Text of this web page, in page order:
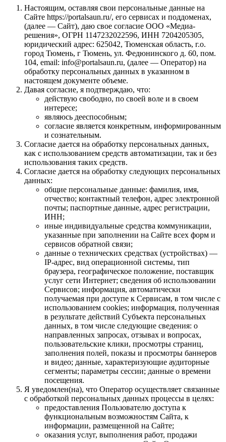
Настоящим, оставляя свои персональные данные на
Сайте https://portalsaun.ru/, его сервисах и поддоменах,
(далее — Сайт), даю свое согласие ООО «Медиа-
решения», ОГРН 1147232022596, ИНН 7204205305,
юридический адрес: 625042, Тюменская область, г.о.
город Тюмень, г Тюмень, ул. Федюнинского д. 60, пом.
104, email: info@portalsaun.ru, (далее — Оператор) на
обработку персональных данных в указанном в
настоящем документе объеме.
Давая согласие, я подтверждаю, что:
действую свободно, по своей воле и в своем
интересе;
являюсь дееспособным;
согласие является конкретным, информированным
и сознательным.
Согласие дается на обработку персональных данных,
как с использованием средств автоматизации, так и без
использования таких средств.
Согласие дается на обработку следующих персональных
данных:
общие персональные данные: фамилия, имя,
отчество; контактный телефон, адрес электронной
почты; паспортные данные, адрес регистрации,
ИНН;
иные индивидуальные средства коммуникации,
указанные при заполнении на Сайте всех форм и
сервисов обратной связи;
данные о технических средствах (устройствах) —
IP-адрес, вид операционной системы, тип
браузера, географическое положение, поставщик
услуг сети Интернет; сведения об использовании
Сервисов; информация, автоматически
получаемая при доступе к Сервисам, в том числе с
использованием cookies; информация, полученная
в результате действий Субъекта персональных
данных, в том числе следующие сведения: о
направленных запросах, отзывах и вопросах,
пользовательские клики, просмотры страниц,
заполнения полей, показы и просмотры баннеров
и видео; данные, характеризующие аудиторные
сегменты; параметры сессии; данные о времени
посещения.
Я уведомлен(на), что Оператор осуществляет связанные
с обработкой персональных данных процессы в целях:
предоставления Пользователю доступа к
функциональным возможностям Сайта, к
информации, размещенной на Сайте;
оказания услуг, выполнения работ, продажи